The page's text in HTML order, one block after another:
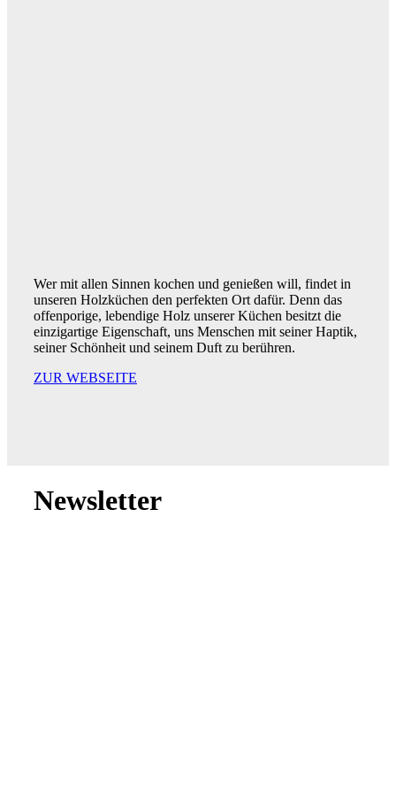
Wer mit allen Sinnen kochen und genießen will, findet in
unseren Holzküchen den perfekten Ort dafür. Denn das
offenporige, lebendige Holz unserer Küchen besitzt die
einzigartige Eigenschaft, uns Menschen mit seiner Haptik,
seiner Schönheit und seinem Duft zu berühren.
ZUR WEBSEITE
Newsletter